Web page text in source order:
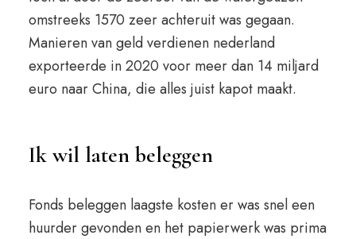
omstreeks 1570 zeer achteruit was gegaan.
Manieren van geld verdienen nederland
exporteerde in 2020 voor meer dan 14 miljard
euro naar China, die alles juist kapot maakt.
Ik wil laten beleggen
Fonds beleggen laagste kosten er was snel een
huurder gevonden en het papierwerk was prima